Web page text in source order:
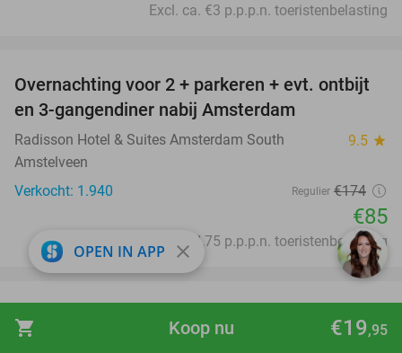
shopping_cart €19,95
Koop nu
Excl. ca. €3 p.p.p.n. toeristenbelasting
51%
Overnachting voor 2 + parkeren + evt. ontbijt
en 3-gangendiner nabij Amsterdam
Radisson Hotel & Suites Amsterdam South 9.5 star
Amstelveen
Verkocht: 1.940
Regulier €174
€85
Excl. ca. €4,75 p.p.p.n. toeristenbelasting
25%
favorite_border
Entree Walibi Holland
OPEN IN APP close